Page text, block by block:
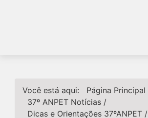
Você está aqui: Página Principal
37º ANPET Notícias /
Dicas e Orientações 37ºANPET /